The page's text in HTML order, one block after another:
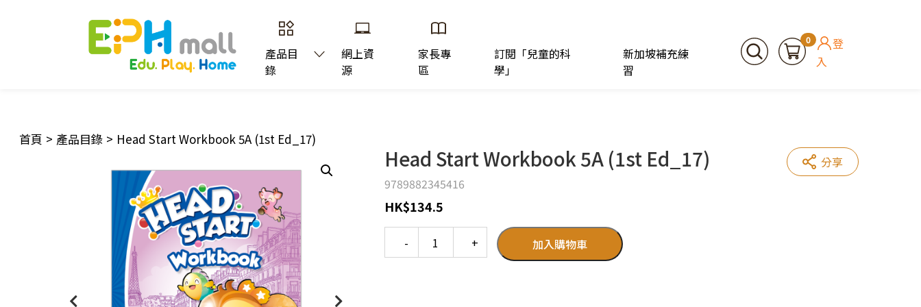
產品目
錄
網上資
源
家長專
區
訂閱「兒童的科
學」
新加坡補充練
習
0
登
入
首頁 > 產品目錄 > Head Start Workbook 5A (1st Ed_17)
Head Start Workbook 5A (1st Ed_17)
9789882345416
HK$134.5
加入購物車
分享